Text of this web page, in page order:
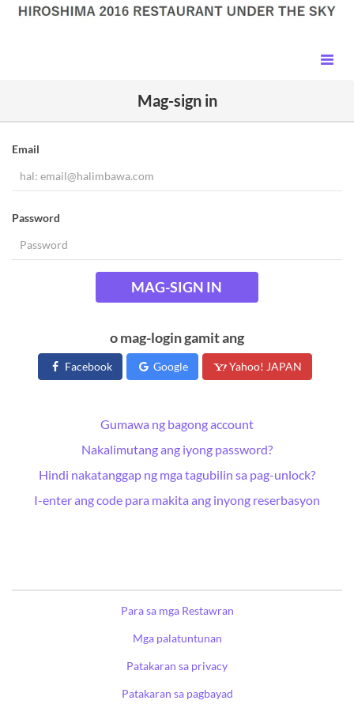
Mag-sign in
Email
Password
MAG-SIGN IN
o mag-login gamit ang
Facebook Google Yahoo! JAPAN
Gumawa ng bagong account
Nakalimutang ang iyong password?
Hindi nakatanggap ng mga tagubilin sa pag-unlock?
I-enter ang code para makita ang inyong reserbasyon
Para sa mga Restawran
Mga palatuntunan
Patakaran sa privacy
Patakaran sa pagbayad